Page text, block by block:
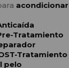
Tratamiento
Tratamiento
pelo